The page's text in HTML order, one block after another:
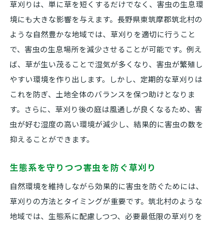
草刈りは、単に草を短くするだけでなく、害虫の生息環
境にも大きな影響を与えます。長野県東筑摩郡筑北村の
ような自然豊かな地域では、草刈りを適切に行うこと
で、害虫の生息場所を減少させることが可能です。例え
ば、草が生い茂ることで湿気が多くなり、害虫が繁殖し
やすい環境を作り出します。しかし、定期的な草刈りは
これを防ぎ、土地全体のバランスを保つ助けとなりま
す。さらに、草刈り後の庭は風通しが良くなるため、害
虫が好む湿度の高い環境が減少し、結果的に害虫の数を
抑えることができます。
生態系を守りつつ害虫を防ぐ草刈り
自然環境を維持しながら効果的に害虫を防ぐためには、
草刈りの方法とタイミングが重要です。筑北村のような
地域では、生態系に配慮しつつ、必要最低限の草刈りを